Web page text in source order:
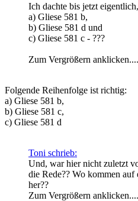
Ich dachte bis jetzt
a) Gliese 581 b,
b) Gliese 581 d und
c) Gliese 581 c - ???
Zum Vergrößern anklicken....
Folgende Reihenfolge ist richtig:
a) Gliese 581 b,
b) Gliese 581 c,
c) Gliese 581 d
Toni schrieb:
Und, war hier nicht zuletzt
die Rede?? Wo kommen
her??
Zum Vergrößern anklicken....